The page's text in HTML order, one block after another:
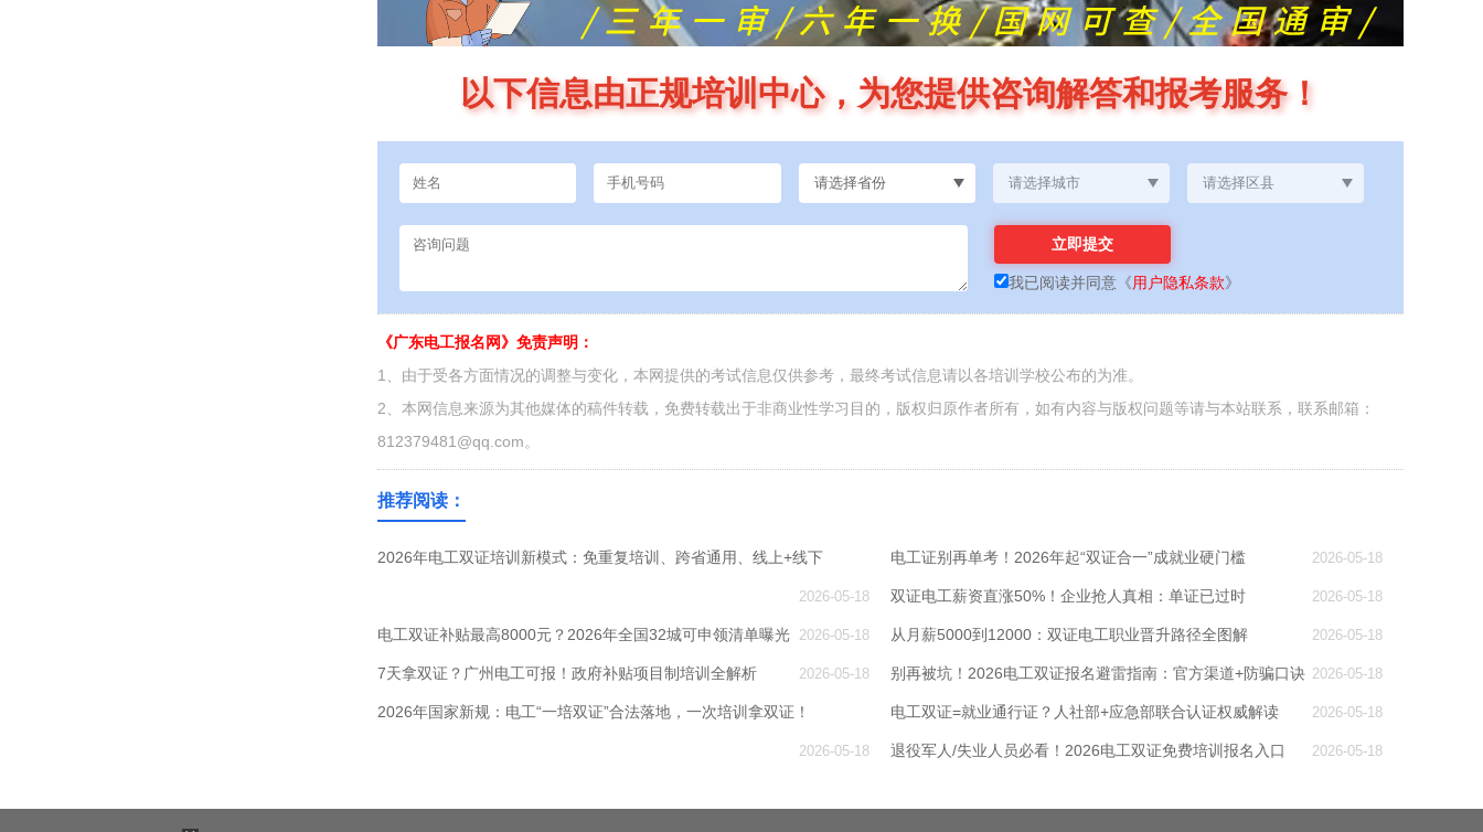
以下信息由正规培训中心，为您提供咨询解答和报考服务！
我已阅读并同意 《用户隐私条款》
《广东电工报名网》免责声明：
1、由于受各方面情况的调整与变化，本网提供的考试信息仅供参考，最终考试信息请以各培训学校公布的为准。
2、本网信息来源为其他媒体的稿件转载，免费转载出于非商业性学习目的，版权归原作者所有，如有内容与版权问题等请与本站联系，联系邮箱：
812379481@qq.com。
推荐阅读：
2026年电工双证培训新模式：免重复培训、跨省通用、线上+线下
2026-05-18
电工证别再单考！2026年起“双证合一”成就业硬门槛 2026-05-18
双证电工薪资直涨50%！企业抢人真相：单证已过时 2026-05-18
电工双证补贴最高8000元？2026年全国32城可申领清单曝光 2026-05-18 从月薪5000到12000：双证电工职业晋升路径全图解 2026-05-18
7天拿双证？广州电工可报！政府补贴项目制培训全解析 2026-05-18 别再被坑！2026电工双证报名避雷指南：官方渠道+防骗口诀 2026-05-18
2026年国家新规：电工“一培双证”合法落地，一次培训拿双证！
2026-05-18
电工双证=就业通行证？人社部+应急部联合认证权威解读 2026-05-18
退役军人/失业人员必看！2026电工双证免费培训报名入口 2026-05-18